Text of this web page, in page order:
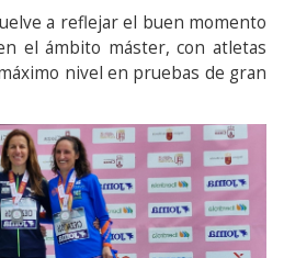
a reflejar el buen momento
el ámbito máster, con atletas
nivel en pruebas de gran